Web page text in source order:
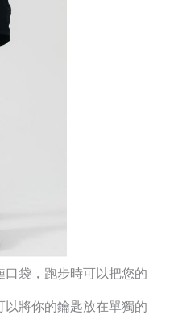
袋，跑步時可以把您的
將你的鑰匙放在單獨的